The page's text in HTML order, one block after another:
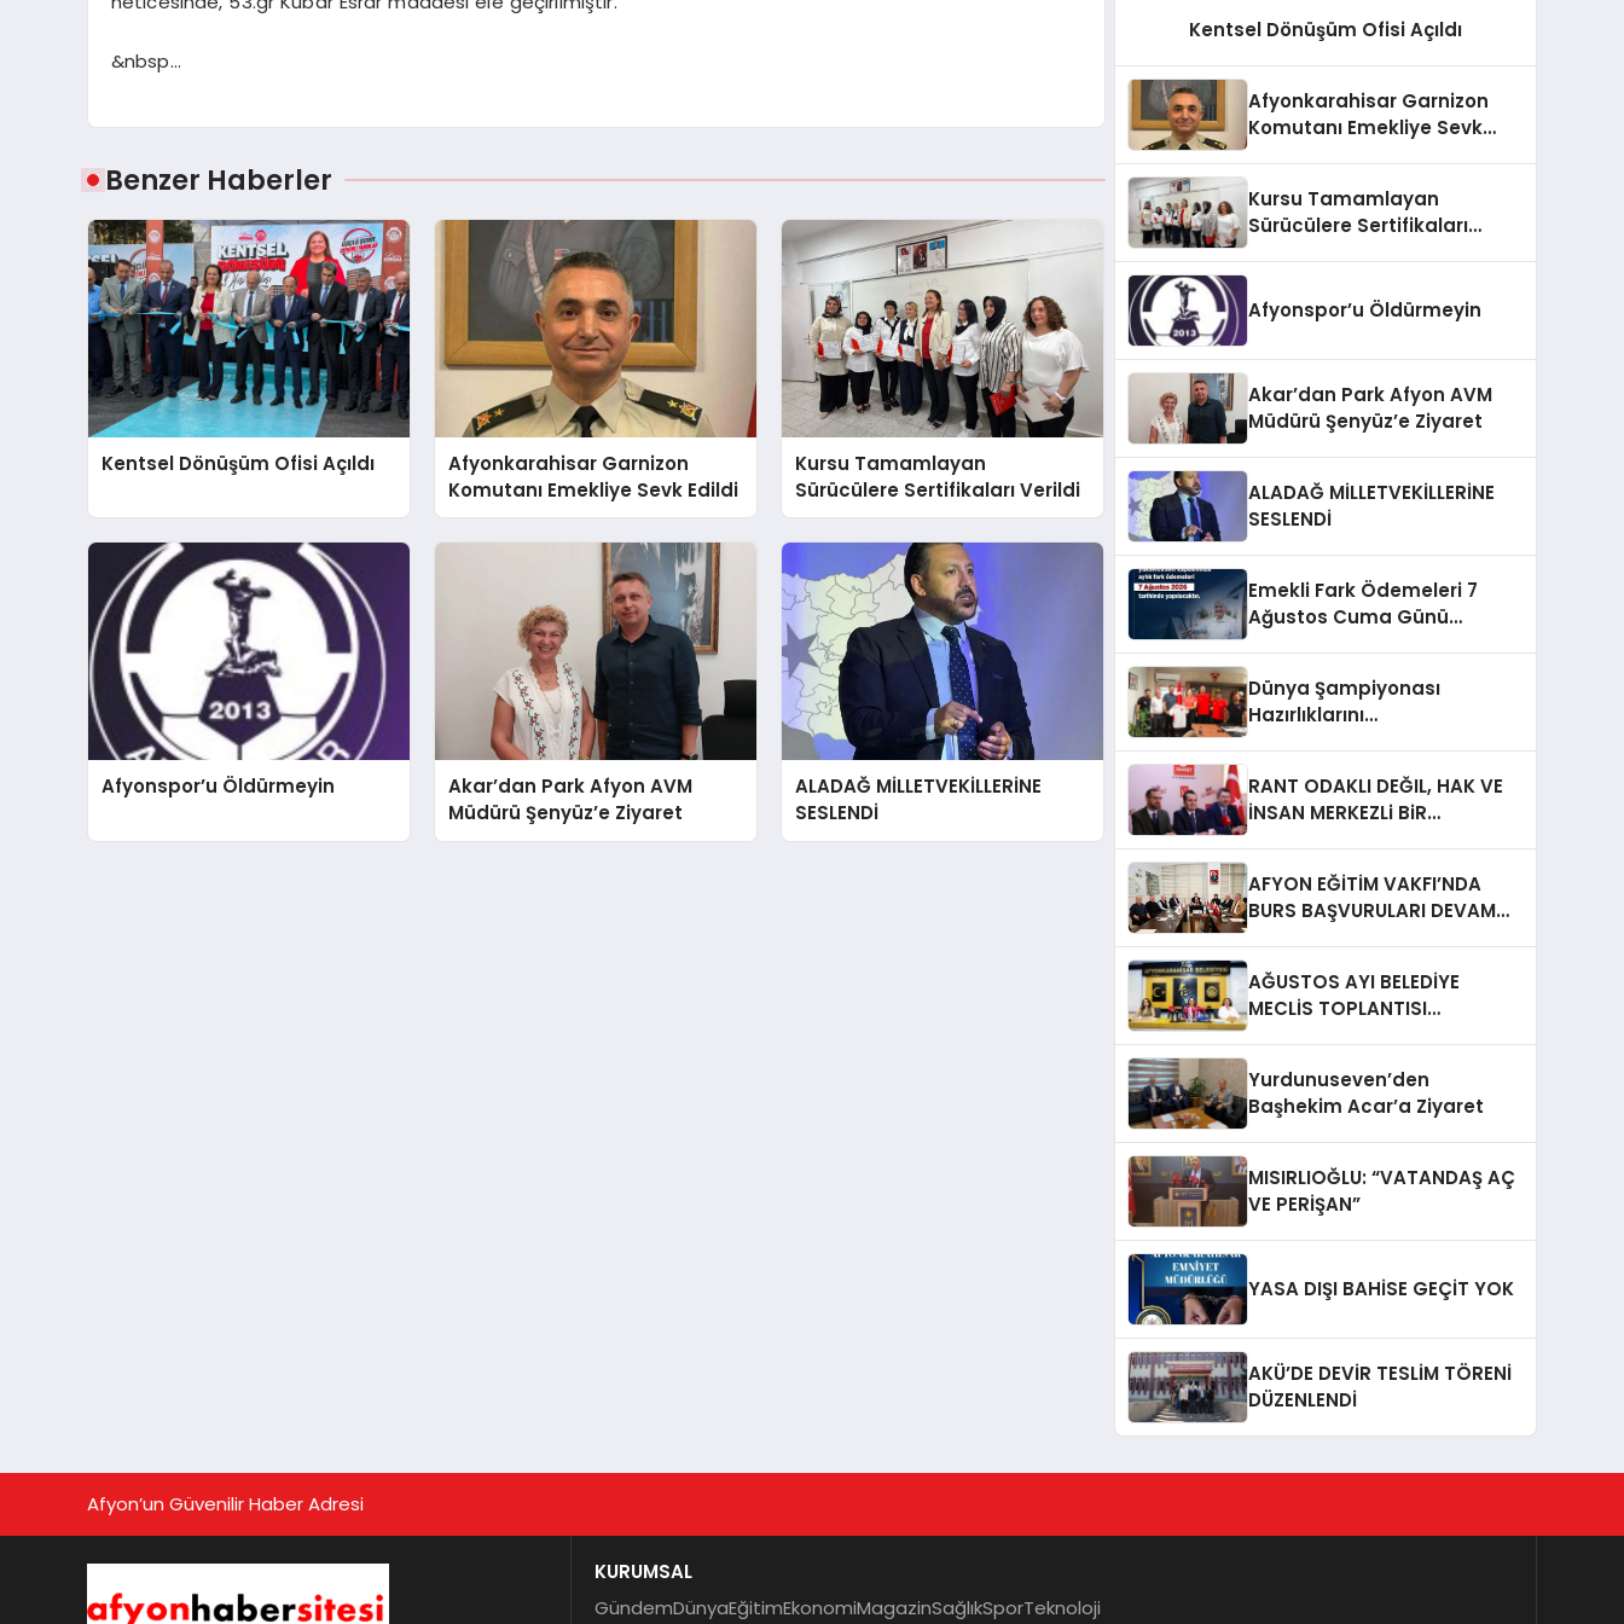
&nbsp…
Benzer Haberler
Kentsel Dönüşüm Ofisi Açıldı
Afyonkarahisar Garnizon
Komutanı Emekliye Sevk Edildi
Kursu Tamamlayan
Sürücülere Sertifikaları Verildi
Afyonspor’u Öldürmeyin
Akar’dan Park Afyon AVM
Müdürü Şenyüz’e Ziyaret
ALADAĞ MİLLETVEKİLLERİNE
SESLENDİ
Kentsel Dönüşüm Ofisi Açıldı
Afyonkarahisar Garnizon
Komutanı Emekliye Sevk
Kursu Tamamlayan
Sürücülere Sertifikaları
Afyonspor’u Öldürmeyin
Akar’dan Park Afyon AVM
Müdürü Şenyüz’e Ziyaret
ALADAĞ MİLLETVEKİLLERİNE
SESLENDİ
Emekli Fark Ödemeleri 7
Ağustos Cuma Günü
Dünya Şampiyonası
Hazırlıklarını
RANT ODAKLI DEĞIL, HAK VE
İNSAN MERKEZLi BiR
YANINDAYIZ!
AFYON EĞİTİM VAKFI’NDA
BURS BAŞVURULARI DEVAM
AĞUSTOS AYI BELEDİYE
MECLİS TOPLANTISI
Yurdunuseven’den
Başhekim Acar’a Ziyaret
MISIRLIOĞLU: “VATANDAŞ AÇ
VE PERİŞAN”
YASA DIŞI BAHİSE GEÇİT YOK
AKÜ’DE DEVİR TESLİM TÖRENİ
DÜZENLENDİ
Afyon’un Güvenilir Haber Adresi
KURUMSAL
GündemDünyaEğitimEkonomiMagazinSağlıkSporTeknoloji